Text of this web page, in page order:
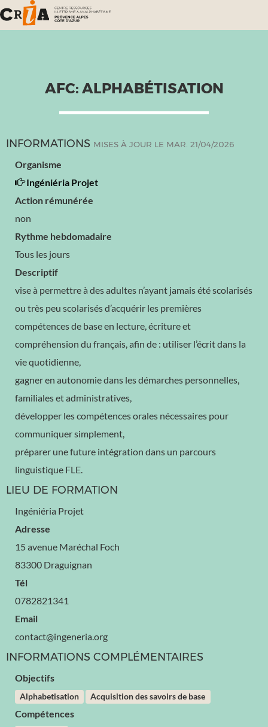
AFC: ALPHABÉTISATION
INFORMATIONS MISES À JOUR LE MAR. 21/04/2026
Organisme
Ingéniéria Projet
Action rémunérée
non
Rythme hebdomadaire
Tous les jours
Descriptif
vise à permettre à des adultes n’ayant jamais été scolarisés
ou très peu scolarisés d’acquérir les premières
compétences de base en lecture, écriture et
compréhension du français, afin de : utiliser l’écrit dans la
vie quotidienne,
gagner en autonomie dans les démarches personnelles,
familiales et administratives,
développer les compétences orales nécessaires pour
communiquer simplement,
préparer une future intégration dans un parcours
linguistique FLE.
LIEU DE FORMATION
Ingéniéria Projet
Adresse
15 avenue Maréchal Foch
83300 Draguignan
Tél
0782821341
Email
contact@ingeneria.org
INFORMATIONS COMPLÉMENTAIRES
Objectifs
Alphabetisation Acquisition des savoirs de base
Compétences